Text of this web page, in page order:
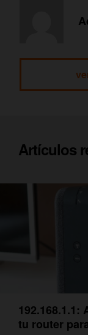
Artículos
192.168.1.1:
tu router